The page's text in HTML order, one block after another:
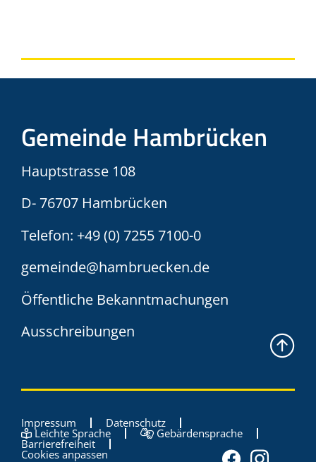
Gemeinde Hambrücken
Hauptstrasse 108
D- 76707 Hambrücken
Telefon: +49 (0) 7255 7100-0
gemeinde@hambruecken.de
Öffentliche Bekanntmachungen
Ausschreibungen
Impressum Datenschutz
Leichte Sprache Gebärdensprache
Barrierefreiheit
Cookies anpassen